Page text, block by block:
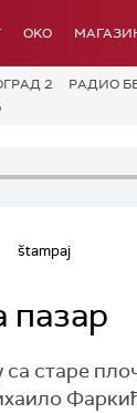
OKO
2 РАДИО
štampaj
пазар
старе